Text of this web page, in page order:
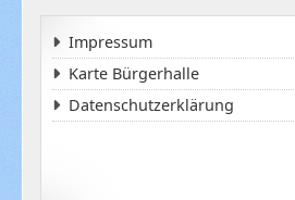
Impressum
Karte Bürgerhalle
Datenschutzerklärung